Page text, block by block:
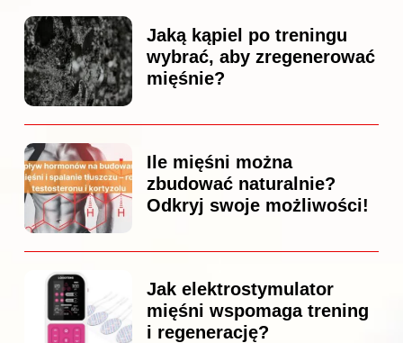
Jaką kąpiel po treningu
wybrać, aby zregenerować
mięśnie?
Ile mięśni można
zbudować naturalnie?
Odkryj swoje możliwości!
Jak elektrostymulator
mięśni wspomaga trening
i regenerację?